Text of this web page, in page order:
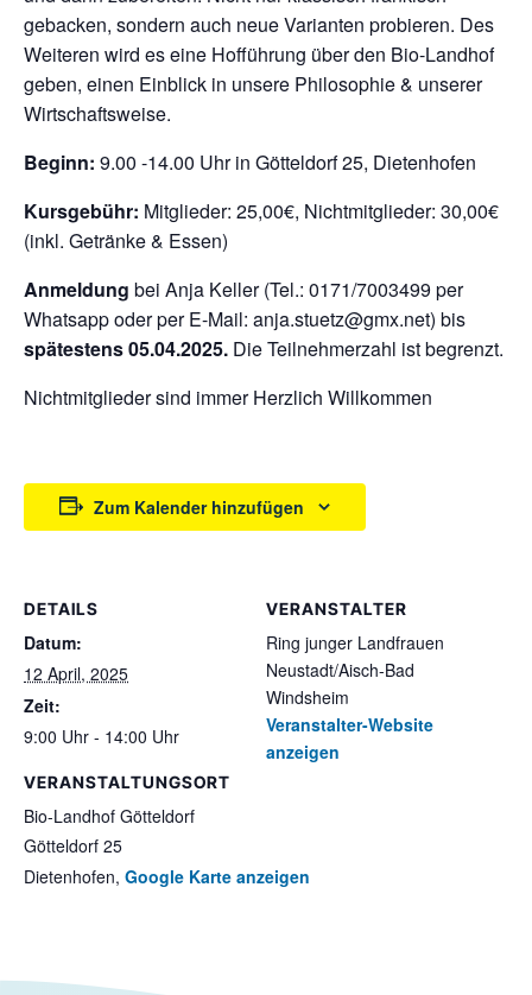
gebacken, sondern auch neue Varianten probieren. Des
Weiteren wird es eine Hofführung über den Bio-Landhof
geben, einen Einblick in unsere Philosophie & unserer
Wirtschaftsweise.
Beginn: 9.00 -14.00 Uhr in Götteldorf 25, Dietenhofen
Kursgebühr: Mitglieder: 25,00€, Nichtmitglieder: 30,00€
(inkl. Getränke & Essen)
Anmeldung bei Anja Keller (Tel.: 0171/7003499 per
Whatsapp oder per E-Mail: anja.stuetz@gmx.net) bis
spätestens 05.04.2025. Die Teilnehmerzahl ist begrenzt.
Nichtmitglieder sind immer Herzlich Willkommen
Zum Kalender hinzufügen
DETAILS
Datum:
12 April, 2025
Zeit:
9:00 Uhr - 14:00 Uhr
VERANSTALTUNGSORT
Bio-Landhof Götteldorf
Götteldorf 25
Dietenhofen, Google Karte anzeigen
VERANSTALTER
Ring junger Landfrauen
Neustadt/Aisch-Bad
Windsheim
Veranstalter-Website
anzeigen